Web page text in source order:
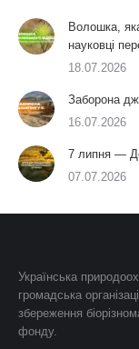
Волошка,
науковці
18.07.2026
Заборона
16.07.2026
7 липня —
07.07.2026
Українська
громадська
збереження
фонду.